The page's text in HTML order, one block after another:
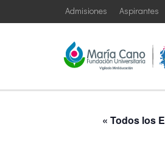
Aspirantes
Admisiones
« Todos los